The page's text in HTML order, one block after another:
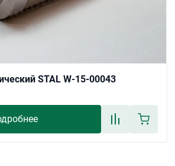
STAL W-15-00043